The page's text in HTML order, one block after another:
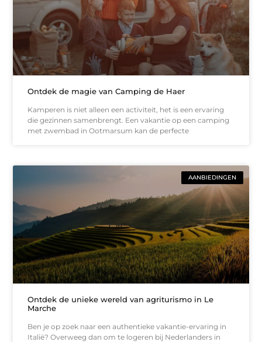
Ontdek de magie van Camping de Haer
Kamperen is niet alleen een activiteit, het is een ervaring
die gezinnen samenbrengt. Een vakantie op een camping
met zwembad in Ootmarsum kan de perfecte
AANBIEDINGEN
Ontdek de unieke wereld van agriturismo in Le
Marche
Ben je op zoek naar een authentieke vakantie-ervaring in
Italië? Overweeg dan om te logeren bij Nederlanders in